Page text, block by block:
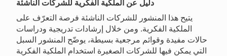
دليل عن الملكية الفكرية للشركات الناشئة
يتيح هذا المنشور للشركات الناشئة فرصة التعرّف على
الملكية الفكرية. ومن خلال إرشادات تدريجية ودراسات
حالات مفيدة وقوائم مرجعية بسيطة، يوضّح المنشور السبل
التي يمكن فيها للشركات الصغيرة استخدام الملكية الفكرية